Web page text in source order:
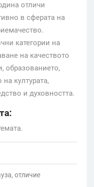
отличи
в сферата на
категории на
на качеството
образованието,
културата,
и духовността.
, отличие